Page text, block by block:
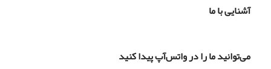
آشنایی با ما
می‌توانید ما را در واتس‌آپ پیدا کنید